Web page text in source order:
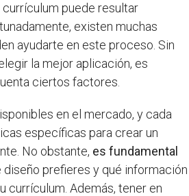
puede resultar
existen muchas
ayudarte en este proceso. Sin
la mejor aplicación, es
ciertos factores.
en el mercado, y cada
específicas para crear un
No obstante, es fundamental
prefieres y qué información
currículum. Además, tener en